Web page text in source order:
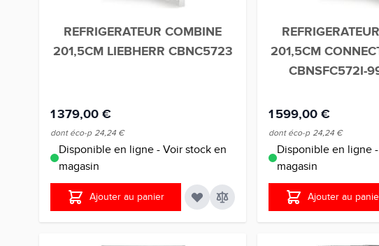
REFRIGERATEUR COMBINE
201,5CM LIEBHERR CBNC5723
1 379,00 €
dont éco-p 24,24 €
Disponible en ligne - Voir stock en
magasin
Ajouter au panier
201,5CM
CBNSFC572I-
1 599,00 €
dont éco-p 24,24 €
Disponible en ligne
magasin
Ajouter au